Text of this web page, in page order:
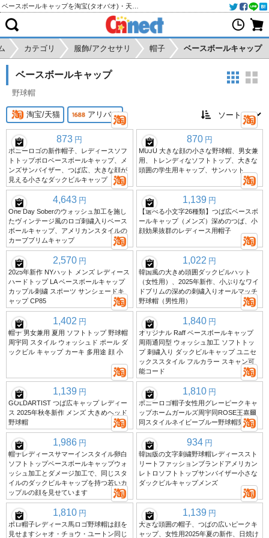
カテゴリ 服飾/アクセサリ 帽子 ベースボールキャップ
ベースボールキャップ
野球帽
淘宝/天猫 アリババ
873 円
ポニーロゴの新作帽子、レディースソフ
トトップポロベースボールキャップ、メ
ンズサンバイザー、つば広、大きな顔が
見える小さなダックビルキャップ
870 円
MUJU 大きな顔の小さな野球帽、男女兼
用、トレンディなソフトトップ、大きな
頭囲の学生用キャップ、サンハット
4,643 円
One Day Soberのウォッシュ加工を施し
たヴィンテージ風のロゴ刺繍入りベース
ボールキャップ、アメリカンスタイルの
カーブブリムキャップ
1,139 円
【選べる小文字26種類】つば広ベースボ
ールキャップ（メンズ）深めのつば、小
顔効果抜群のレディース用帽子
2,570 円
2025年新作 NYハット メンズ レディース
ハードトップ LA ベースボールキャップ
カップル刺繍 スポーツ サンシェードキ
ャップ CP85
1,022 円
韓国風の大きめ頭囲ダックビルハット
（女性用）、2025年新作、小ぶりなワイ
ドブリムの深めの刺繍入りオールマッチ
野球帽（男性用）
1,402 円
帽子 男女兼用 夏用 ソフトトップ 野球帽
周宇同 スタイル ウォッシュド ポール ダ
ックビル キャップ カーキ 多用途 顔 小
1,840 円
オリジナル Raff ベースボールキャップ
周雨通同型 ウォッシュ加工 ソフトトッ
プ 刺繍入り ダックビルキャップ ユニセ
ックススタイル フルカラー スキャン可
能コード
1,139 円
GOLDARTIST つば広キャップ レディー
ス 2025年秋冬新作 メンズ 大きめヘッド
野球帽
1,810 円
ポニーロゴ帽子女性用グレーピークキャ
ップホームガールズ周宇同ROSE王嘉爾
同スタイルネイビーブルー野球帽男性用
1,986 円
帽子レディースサマーインスタイル卵白
ソフトトップベースボールキャップウォ
ッシュ加工とダメージ加工で、同じスタ
イルのダックビルキャップを持つ若いカ
ップルの顔を見せています
934 円
韓国版の文字刺繍野球帽レディーススト
リートファッションブランドアメリカン
レトロソフトトップサンバイザー小さな
ダックビルキャップメンズ
1,810 円
ポロ帽子レディース馬ロゴ野球帽は顔を
見せますシャオ・チョウ・ユートン同じ
1,139 円
大きな頭囲の帽子、つばの広いピークキ
ャップ、女性用2025年夏の新作、日焼け